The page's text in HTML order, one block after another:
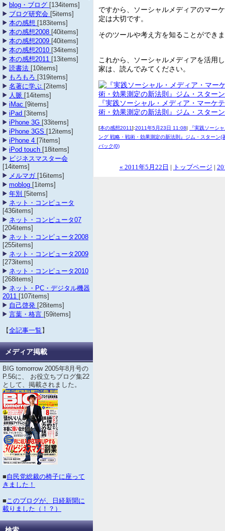
blog・ブログ [134items]
ブログ研究会 [5items]
本の感想 [183items]
本の感想2008 [40items]
本の感想2009 [40items]
本の感想2010 [34items]
本の感想2011 [13items]
読書法 [10items]
もろもろ [319items]
名著に学ぶ [2items]
人脈 [14items]
iMac [9items]
iPad [3items]
iPhone 3G [33items]
iPhone 3GS [12items]
iPhone 4 [7items]
iPod touch [18items]
ビジネスマスター会
[14items]
メルマガ [16items]
moblog [1items]
年別 [5items]
ネット・コンピュータ
[436items]
ネット・コンピュータ07
[204items]
ネット・コンピュータ2008
[255items]
ネット・コンピュータ2009
[273items]
ネット・コンピュータ2010
[268items]
ネット・PC・デジタル機器
2011 [107items]
自己啓発 [28items]
言葉・格言 [59items]
【全記事一覧 】
メディア掲載
BIG tomorrow 2005年8月号の
P.56に、 お役立ちブログ集22
として、掲載されました。
■自民党総裁の椅子に座って
きました！
■このブログが、日経新聞に
載りました（！？）
ですから、ソーシャルメディアのマー
定は大切です。
そのツールや考え方を知ることができ
これから、ソーシャルメディアを活用
家は、読んでみてください。
『実践ソーシャル・メディア・マーケ
術・効果測定の新法則』ジム・スター
[本の感想2011]:2011年5月23日 11:08|
『実践ソーシ
ング 戦略・戦術・効果測定の新法則』ジム・スターン(
バック(0)
« 2011年5月22日 トップページ